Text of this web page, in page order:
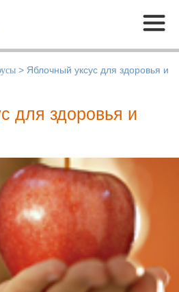
Меню
> Яблочный уксус для здоровья и
для здоровья и